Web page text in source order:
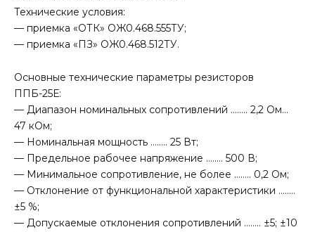
Технические условия:
— приемка «ОТК» ОЖ0.468.555ТУ;
— приемка «ПЗ» ОЖ0.468.512ТУ.
Основные технические параметры резисторов
ППБ-25Е:
— Диапазон номинальных сопротивлений …….. 2,2 Ом…
47 кОм;
— Номинальная мощность …….. 25 Вт;
— Предельное рабочее напряжение …….. 500 В;
— Минимальное сопротивление, не более …….. 0,2 Ом;
— Отклонение от функциональной характеристики ……..
±5 %;
— Допускаемые отклонения сопротивлений …….. ±5; ±10